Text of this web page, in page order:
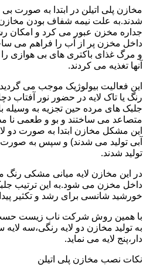
مخازن پلی اتیلن در ابتدا به صورت
شدند.به علت نیمه شفاف بودن مخازن
جداره مخزن عبور می کرد و امکان
داخل مخزن پر از آب را فراهم می
و مرگ غذای باکتری های بی هوازی
آنها تغذیه می کردند.
این فعالیت بیولوژیک موجب می
رنگ یا تاک لایه در حضور نور آفتاب
جلبک های مرده حین تجزیه به وسیله
متصاعد می ساختند و بو و طعمی نا
این مشکل مخازن ابتدا به صورت دو
آبی تولید می شدند) و سپس به
تولید شدند.
در این مخازن لایه میانی مشکی رنگ
داخل مخزن می شود.به این ترتیب
خورشید شانسی برای رشد و تکثیر
با همین روش شرکت ناب زیست حسب
به تولید مخازن دو لایه رنگی،سه لایه
دار،پنج لایه می نماید.
نکات نصب مخازن پلی اتیلن